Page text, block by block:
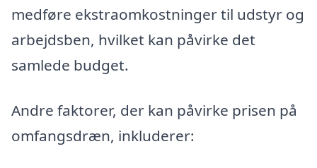
medføre ekstraomkostninger til udstyr og
arbejdsben, hvilket kan påvirke det
samlede budget.
Andre faktorer, der kan påvirke prisen på
omfangsdræn, inkluderer: